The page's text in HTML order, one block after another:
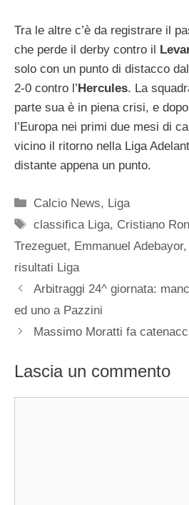
Tra le altre c’è da registrare il
che perde il derby contro il
solo con un punto di distacco dal
2-0 contro l’Hercules. La
parte sua è in piena crisi, e
l’Europa nei primi due mesi di
vicino il ritorno nella Liga
distante appena un punto.
Categorie
Calcio News, Liga
Tag
classifica Liga, Cristiano
Trezeguet, Emmanuel Adebayor,
risultati Liga
Arbitraggi 24^ giornata:
ed uno a Pazzini
Massimo Moratti fa
Lascia un commento